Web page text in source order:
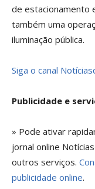
de estacionamento
também uma
iluminação pública.
Siga o canal
Publicidade e
» Pode ativar
jornal online
outros serviços.
publicidade online.